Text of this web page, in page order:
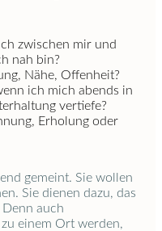
zwischen mir und
nah bin?
Nähe, Offenheit?
ich mich abends in
vertiefe?
Erholung oder
gemeint. Sie wollen
Sie dienen dazu, das
auch
einem Ort werden,